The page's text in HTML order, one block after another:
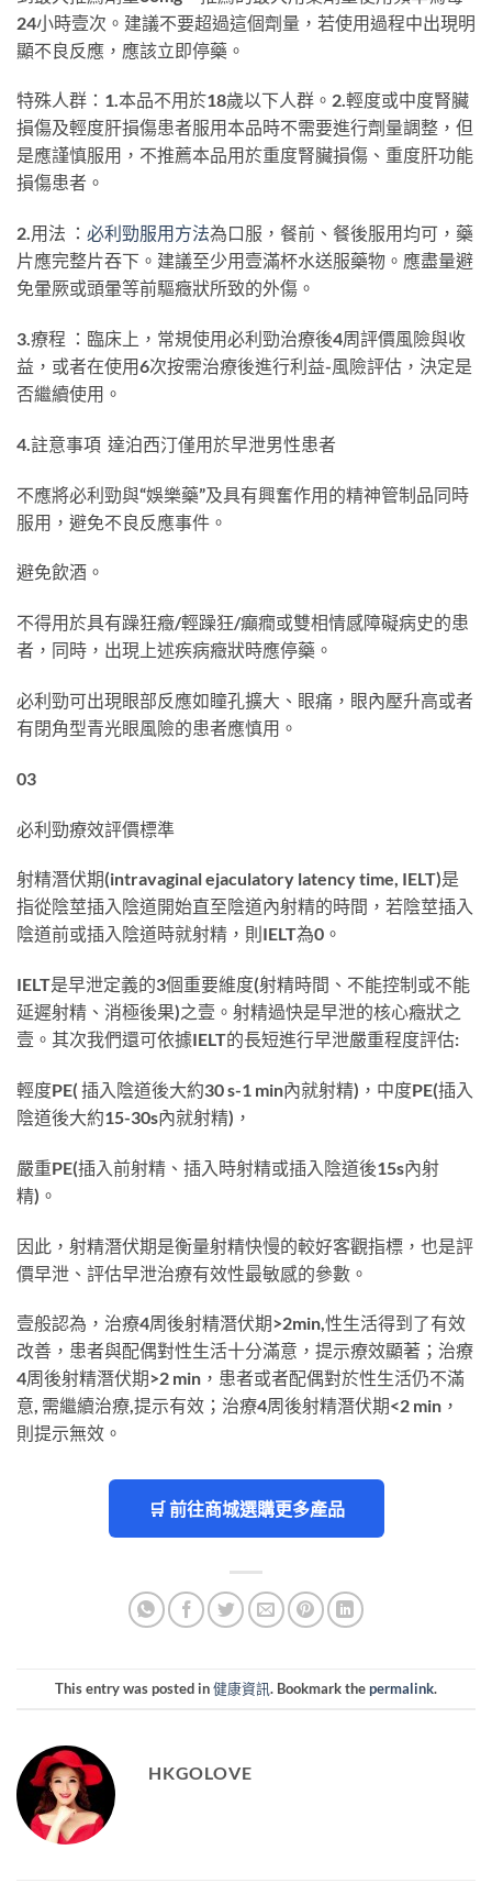
24小時壹次。建議不要超過這個劑量，若使用過程中出現明
顯不良反應，應該立即停藥。
特殊人群：1.本品不用於18歲以下人群。2.輕度或中度腎臟
損傷及輕度肝損傷患者服用本品時不需要進行劑量調整，但
是應謹慎服用，不推薦本品用於重度腎臟損傷、重度肝功能
損傷患者。
2.用法 ： 必利勁服用方法為口服，餐前、餐後服用均可，藥
片應完整片吞下。建議至少用壹滿杯水送服藥物。應盡量避
免暈厥或頭暈等前驅癥狀所致的外傷。
3.療程 ：臨床上，常規使用必利勁治療後4周評價風險與收
益，或者在使用6次按需治療後進行利益-風險評估，決定是
否繼續使用。
4.註意事項 達泊西汀僅用於早泄男性患者
不應將必利勁與“娛樂藥”及具有興奮作用的精神管制品同時
服用，避免不良反應事件。
避免飲酒。
不得用於具有躁狂癥/輕躁狂/癲癇或雙相情感障礙病史的患
者，同時，出現上述疾病癥狀時應停藥。
必利勁可出現眼部反應如瞳孔擴大、眼痛，眼內壓升高或者
有閉角型青光眼風險的患者應慎用。
03
必利勁療效評價標準
射精潛伏期(intravaginal ejaculatory latency time, IELT)是
指從陰莖插入陰道開始直至陰道內射精的時間，若陰莖插入
陰道前或插入陰道時就射精，則IELT為0。
IELT是早泄定義的3個重要維度(射精時間、不能控制或不能
延遲射精、消極後果)之壹。射精過快是早泄的核心癥狀之
壹。其次我們還可依據IELT的長短進行早泄嚴重程度評估:
輕度PE( 插入陰道後大約30 s-1 min內就射精)，中度PE(插入
陰道後大約15-30s內就射精)，
嚴重PE(插入前射精、插入時射精或插入陰道後15s內射
精)。
因此，射精潛伏期是衡量射精快慢的較好客觀指標，也是評
價早泄、評估早泄治療有效性最敏感的參數。
壹般認為，治療4周後射精潛伏期>2min,性生活得到了有效
改善，患者與配偶對性生活十分滿意，提示療效顯著；治療
4周後射精潛伏期>2 min，患者或者配偶對於性生活仍不滿
意, 需繼續治療,提示有效；治療4周後射精潛伏期<2 min，
則提示無效。
🛒 前往商城選購更多產品
This entry was posted in健康資訊. Bookmark thepermalink.
HKGOLOVE